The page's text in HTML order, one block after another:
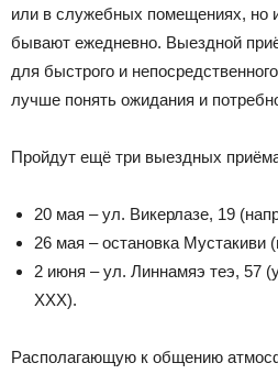
или в служебных помещениях, но
бывают ежедневно. Выездной
для быстрого и
лучше понять ожидания и
Пройдут ещё три выездных
20 мая – ул. Викерлазе, 19
26 мая – остановка Мустакиви
2 июня – ул. Линнамяэ теэ, 57
XXX).
Располагающую к общению